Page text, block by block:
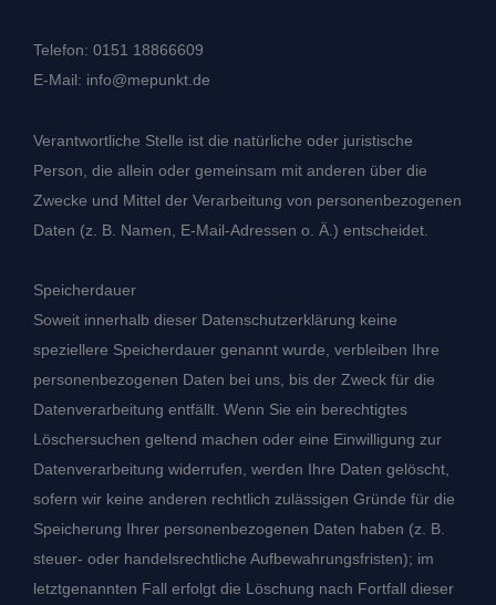
Telefon: 0151 18866609
E-Mail: info@mepunkt.de
Verantwortliche Stelle ist die natürliche oder juristische
Person, die allein oder gemeinsam mit anderen über die
Zwecke und Mittel der Verarbeitung von personenbezogenen
Daten (z. B. Namen, E-Mail-Adressen o. Ä.) entscheidet.
Speicherdauer
Soweit innerhalb dieser Datenschutzerklärung keine
speziellere Speicherdauer genannt wurde, verbleiben Ihre
personenbezogenen Daten bei uns, bis der Zweck für die
Datenverarbeitung entfällt. Wenn Sie ein berechtigtes
Löschersuchen geltend machen oder eine Einwilligung zur
Datenverarbeitung widerrufen, werden Ihre Daten gelöscht,
sofern wir keine anderen rechtlich zulässigen Gründe für die
Speicherung Ihrer personenbezogenen Daten haben (z. B.
steuer- oder handelsrechtliche Aufbewahrungsfristen); im
letztgenannten Fall erfolgt die Löschung nach Fortfall dieser